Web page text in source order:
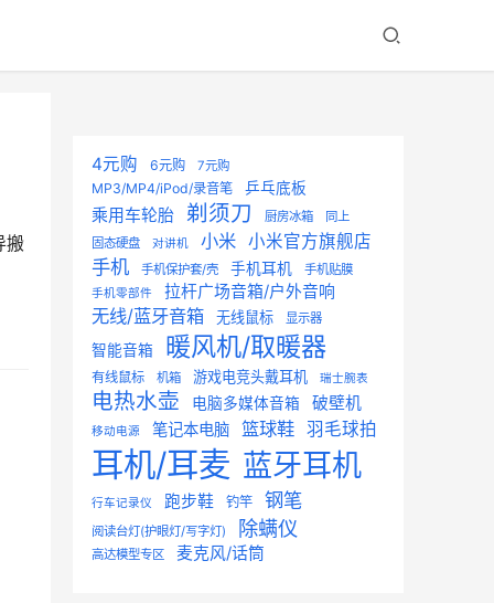
搬
4元购 6元购 7元购
MP3/MP4/iPod/录音笔 乒乓底板
乘用车轮胎 剃须刀 厨房冰箱
同上
固态硬盘
对讲机 小米 小米官方旗舰店
手机 手机保护套/壳 手机耳机 手机贴膜
手机零部件 拉杆广场音箱/户外音响
无线/蓝牙音箱 无线鼠标 显示器
智能音箱 暖风机/取暖器
有线鼠标 机箱 游戏电竞头戴耳机 瑞士腕表
电热水壶 电脑多媒体音箱 破壁机
移动电源 笔记本电脑 篮球鞋 羽毛球拍
耳机/耳麦 蓝牙耳机
行车记录仪 跑步鞋 钓竿 钢笔
阅读台灯(护眼灯/写字灯) 除螨仪
高达模型专区 麦克风/话筒